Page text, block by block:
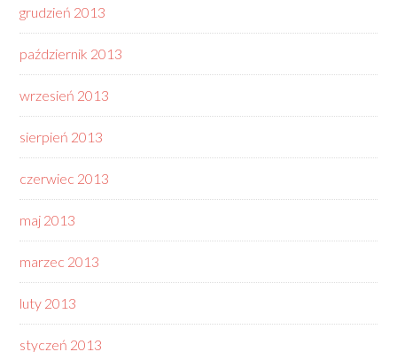
grudzień 2013
październik 2013
wrzesień 2013
sierpień 2013
czerwiec 2013
maj 2013
marzec 2013
luty 2013
styczeń 2013